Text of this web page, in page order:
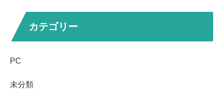
カテゴリー
PC
未分類